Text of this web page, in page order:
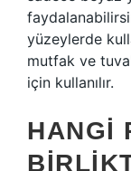
yüzeylerde
mutfak ve
için kullanılır.
HANGI